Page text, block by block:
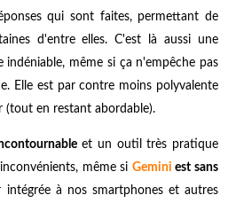
qui sont faites, permettant de
d'entre elles. C'est là aussi une
indéniable, même si ça n'empêche pas
Elle est par contre moins polyvalente
(tout en restant abordable).
et un outil très pratique
même si Gemini est sans
intégrée à nos smartphones et autres